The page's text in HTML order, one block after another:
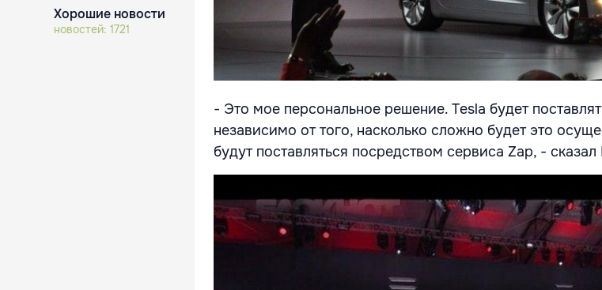
Хорошие новости
новостей: 1721
- Это мое персональное решение. Tesla будет
независимо от того, насколько сложно будет это
будут поставляться посредством сервиса Zap, -